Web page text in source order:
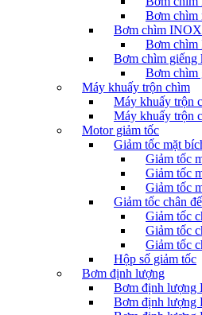
Bơm chìm
Bơm chìm INOX
Bơm chìm
Bơm chìm giếng
Bơm chìm
Máy khuấy trộn chìm
Máy khuấy trộn
Máy khuấy trộn
Motor giảm tốc
Giảm tốc mặt
Giảm tốc
Giảm tốc
Giảm tốc
Giảm tốc chân đế
Giảm tốc
Giảm tốc
Giảm tốc
Hộp số giảm tốc
Bơm định lượng
Bơm định lượng
Bơm định lượng